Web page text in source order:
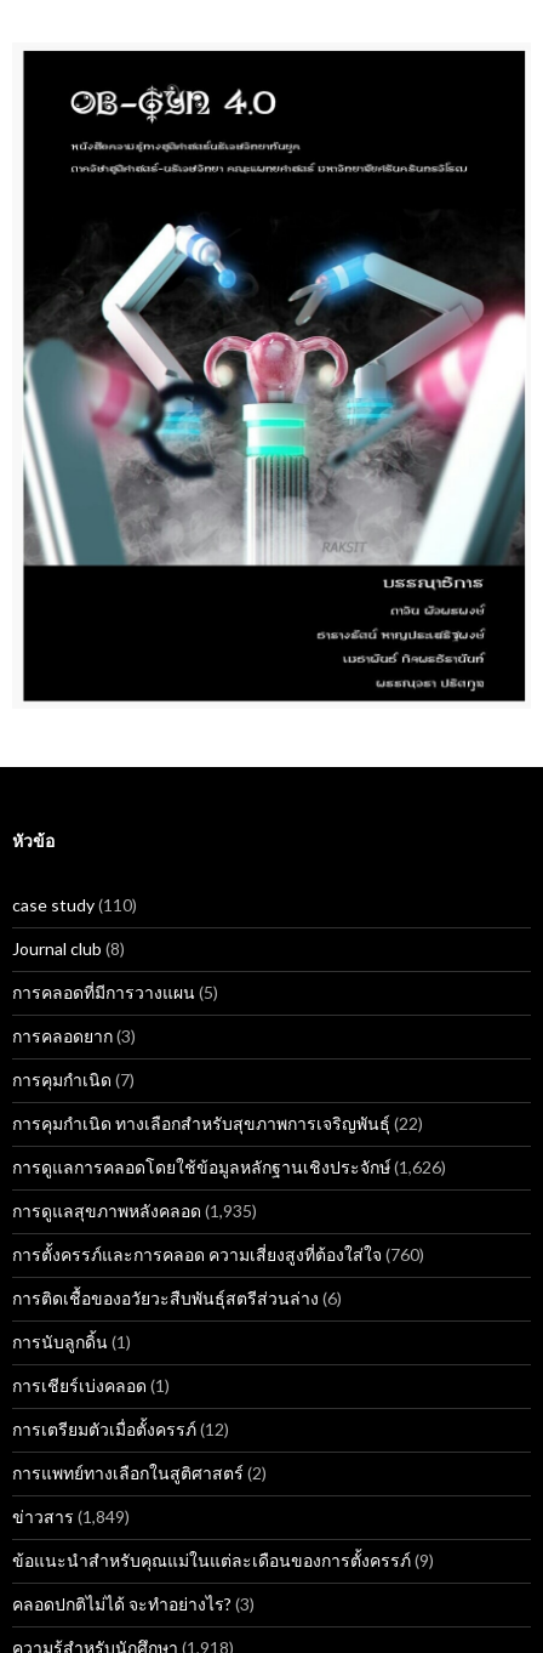
หัวข้อ
case study(110)
Journal club (8)
การคลอดที่มีการวางแผน(5)
การคลอดยาก(3)
การคุมกำเนิด (7)
การคุมกำเนิด ทางเลือกสำหรับสุขภาพการเจริญพันธุ์ (22)
การดูแลการคลอดโดยใช้ข้อมูลหลักฐานเชิงประจักษ์(1,626)
การดูแลสุขภาพหลังคลอด (1,935)
การตั้งครรภ์และการคลอด ความเสี่ยงสูงที่ต้องใส่ใจ (760)
การติดเชื้อของอวัยวะสืบพันธุ์สตรีส่วนล่าง (6)
การนับลูกดิ้น(1)
การเชียร์เบ่งคลอด (1)
การเตรียมตัวเมื่อตั้งครรภ์(12)
การแพทย์ทางเลือกในสูติศาสตร์ (2)
ข่าวสาร (1,849)
ข้อแนะนำสำหรับคุณแม่ในแต่ละเดือนของการตั้งครรภ์(9)
คลอดปกติไม่ได้ จะทำอย่างไร? (3)
ความรู้สำหรับนักศึกษา (1,918)